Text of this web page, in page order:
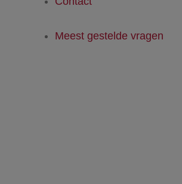
Meest gestelde vragen